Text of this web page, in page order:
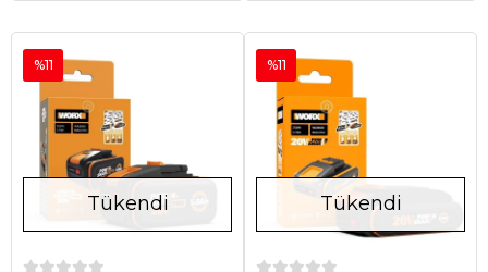
Tükendi
%11
Tükendi
%11